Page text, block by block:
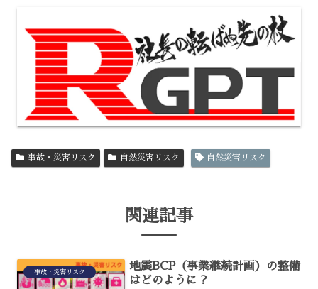
事故・災害リスク 自然災害リスク 自然災害リスク
関連記事
事故・災害リスク
地震BCP（事業継続計画）の整備
はどのように？